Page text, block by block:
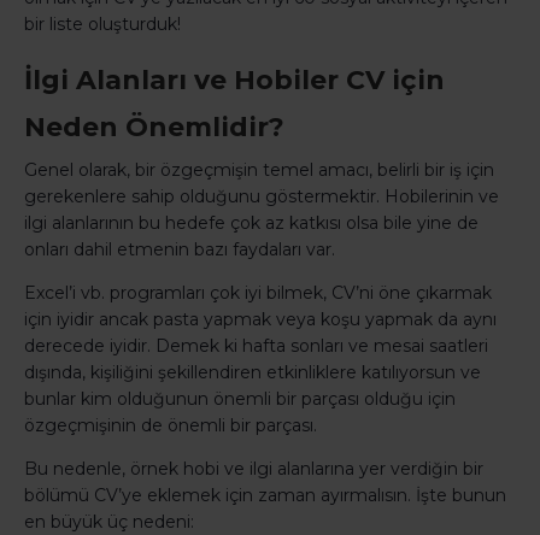
bir liste oluşturduk!
İlgi Alanları ve Hobiler CV için
Neden Önemlidir?
Genel olarak, bir özgeçmişin temel amacı, belirli bir iş için
gerekenlere sahip olduğunu göstermektir. Hobilerinin ve
ilgi alanlarının bu hedefe çok az katkısı olsa bile yine de
onları dahil etmenin bazı faydaları var.
Excel’i vb. programları çok iyi bilmek, CV’ni öne çıkarmak
için iyidir ancak pasta yapmak veya koşu yapmak da aynı
derecede iyidir. Demek ki hafta sonları ve mesai saatleri
dışında, kişiliğini şekillendiren etkinliklere katılıyorsun ve
bunlar kim olduğunun önemli bir parçası olduğu için
özgeçmişinin de önemli bir parçası.
Bu nedenle, örnek hobi ve ilgi alanlarına yer verdiğin bir
bölümü CV’ye eklemek için zaman ayırmalısın. İşte bunun
en büyük üç nedeni: